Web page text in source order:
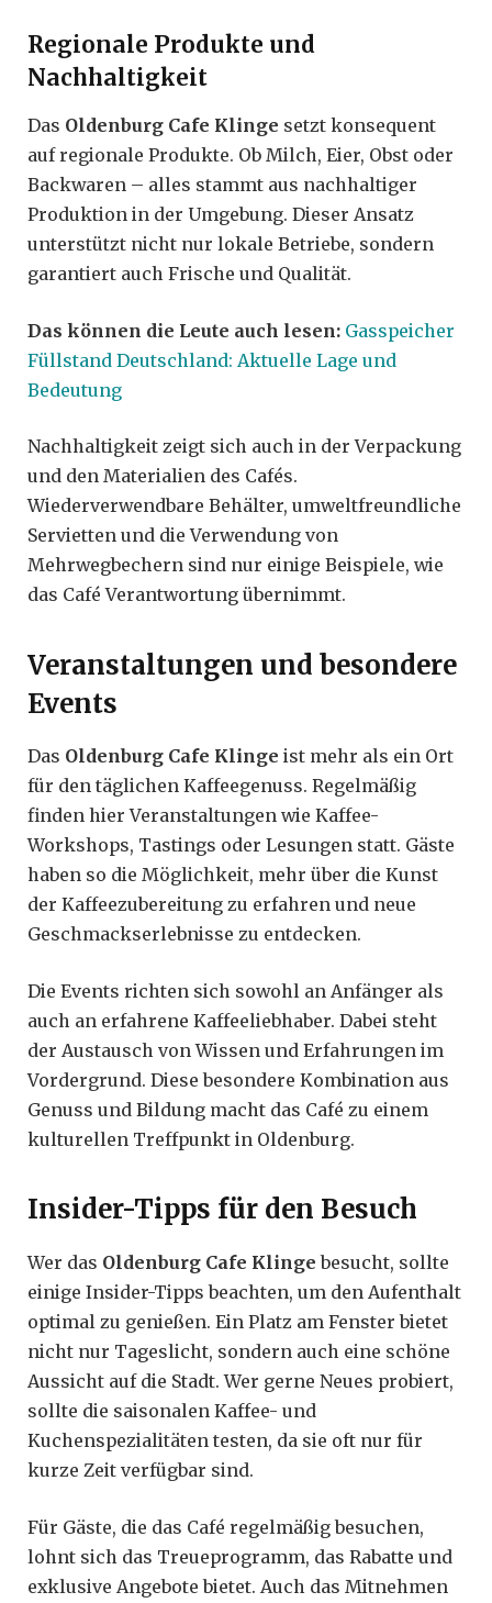
Regionale Produkte und
Nachhaltigkeit
Das Oldenburg Cafe Klinge setzt konsequent
auf regionale Produkte. Ob Milch, Eier, Obst oder
Backwaren – alles stammt aus nachhaltiger
Produktion in der Umgebung. Dieser Ansatz
unterstützt nicht nur lokale Betriebe, sondern
garantiert auch Frische und Qualität.
Das können die Leute auch lesen: Gasspeicher
Füllstand Deutschland: Aktuelle Lage und
Bedeutung
Nachhaltigkeit zeigt sich auch in der Verpackung
und den Materialien des Cafés.
Wiederverwendbare Behälter, umweltfreundliche
Servietten und die Verwendung von
Mehrwegbechern sind nur einige Beispiele, wie
das Café Verantwortung übernimmt.
Veranstaltungen und besondere
Events
Das Oldenburg Cafe Klinge ist mehr als ein Ort
für den täglichen Kaffeegenuss. Regelmäßig
finden hier Veranstaltungen wie Kaffee-
Workshops, Tastings oder Lesungen statt. Gäste
haben so die Möglichkeit, mehr über die Kunst
der Kaffeezubereitung zu erfahren und neue
Geschmackserlebnisse zu entdecken.
Die Events richten sich sowohl an Anfänger als
auch an erfahrene Kaffeeliebhaber. Dabei steht
der Austausch von Wissen und Erfahrungen im
Vordergrund. Diese besondere Kombination aus
Genuss und Bildung macht das Café zu einem
kulturellen Treffpunkt in Oldenburg.
Insider-Tipps für den Besuch
Wer das Oldenburg Cafe Klinge besucht, sollte
einige Insider-Tipps beachten, um den Aufenthalt
optimal zu genießen. Ein Platz am Fenster bietet
nicht nur Tageslicht, sondern auch eine schöne
Aussicht auf die Stadt. Wer gerne Neues probiert,
sollte die saisonalen Kaffee- und
Kuchenspezialitäten testen, da sie oft nur für
kurze Zeit verfügbar sind.
Für Gäste, die das Café regelmäßig besuchen,
lohnt sich das Treueprogramm, das Rabatte und
exklusive Angebote bietet. Auch das Mitnehmen